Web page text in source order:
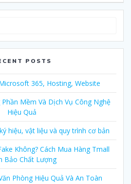
POSTS
365, Hosting, Website
Mềm Và Dịch Vụ Công Nghệ
Hiệu Quả
hiệu, vật liệu và quy trình cơ bản
Không? Cách Mua Hàng Tmall
Bảo Chất Lượng
Phòng Hiệu Quả Và An Toàn